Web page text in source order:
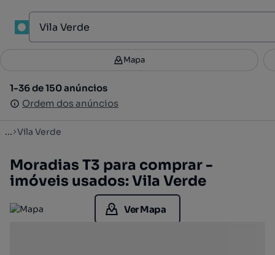
Filtros 4
1-36 de 150 anúncios
Ordem dos anúncios
Mapa
1-36 de 150 anúncios
Ordem dos anúncios
... Vila Verde
Moradias T3 para comprar -
imóveis usados: Vila Verde
Ver Mapa